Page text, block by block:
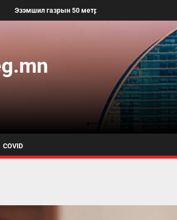
50 метр хүртэлх талбайг угааж, өнгө
COVID